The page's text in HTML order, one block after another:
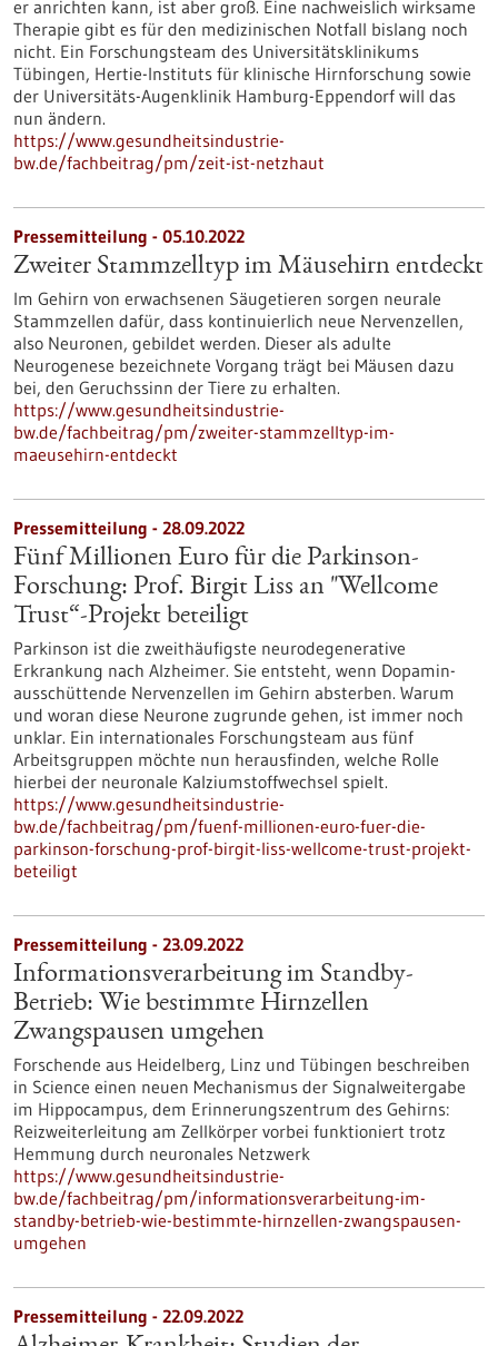
er anrichten kann, ist aber groß. Eine nachweislich wirksame
Therapie gibt es für den medizinischen Notfall bislang noch
nicht. Ein Forschungsteam des Universitätsklinikums
Tübingen, Hertie-Instituts für klinische Hirnforschung sowie
der Universitäts-Augenklinik Hamburg-Eppendorf will das
nun ändern.
https://www.gesundheitsindustrie-
bw.de/fachbeitrag/pm/zeit-ist-netzhaut
Pressemitteilung - 05.10.2022
Zweiter Stammzelltyp im Mäusehirn entdeckt
Im Gehirn von erwachsenen Säugetieren sorgen neurale
Stammzellen dafür, dass kontinuierlich neue Nervenzellen,
also Neuronen, gebildet werden. Dieser als adulte
Neurogenese bezeichnete Vorgang trägt bei Mäusen dazu
bei, den Geruchssinn der Tiere zu erhalten.
https://www.gesundheitsindustrie-
bw.de/fachbeitrag/pm/zweiter-stammzelltyp-im-
maeusehirn-entdeckt
Pressemitteilung - 28.09.2022
Fünf Millionen Euro für die Parkinson-
Forschung: Prof. Birgit Liss an "Wellcome
Trust“-Projekt beteiligt
Parkinson ist die zweithäufigste neurodegenerative
Erkrankung nach Alzheimer. Sie entsteht, wenn Dopamin-
ausschüttende Nervenzellen im Gehirn absterben. Warum
und woran diese Neurone zugrunde gehen, ist immer noch
unklar. Ein internationales Forschungsteam aus fünf
Arbeitsgruppen möchte nun herausfinden, welche Rolle
hierbei der neuronale Kalziumstoffwechsel spielt.
https://www.gesundheitsindustrie-
bw.de/fachbeitrag/pm/fuenf-millionen-euro-fuer-die-
parkinson-forschung-prof-birgit-liss-wellcome-trust-projekt-
beteiligt
Pressemitteilung - 23.09.2022
Informationsverarbeitung im Standby-
Betrieb: Wie bestimmte Hirnzellen
Zwangspausen umgehen
Forschende aus Heidelberg, Linz und Tübingen beschreiben
in Science einen neuen Mechanismus der Signalweitergabe
im Hippocampus, dem Erinnerungszentrum des Gehirns:
Reizweiterleitung am Zellkörper vorbei funktioniert trotz
Hemmung durch neuronales Netzwerk
https://www.gesundheitsindustrie-
bw.de/fachbeitrag/pm/informationsverarbeitung-im-
standby-betrieb-wie-bestimmte-hirnzellen-zwangspausen-
umgehen
Pressemitteilung - 22.09.2022